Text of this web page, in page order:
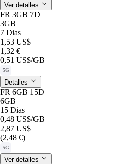
Ver detalles
FR 3GB 7D
3GB
7 Dias
1,53 US$
1,32 €
0,51 US$/GB
5G
Detalles
FR 6GB 15D
6GB
15 Dias
0,48 US$/GB
2,87 US$
(2,48 €)
5G
Ver detalles